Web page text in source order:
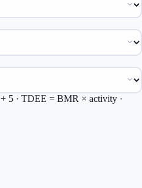
+ 5 · TDEE = BMR × activity ·